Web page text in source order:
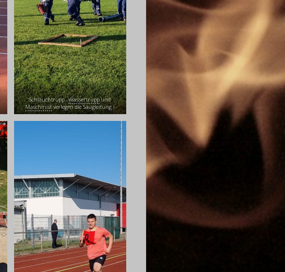
Schlauchtrupp ,Wassertruppund
Maschinistverlegen die Saugleitung !